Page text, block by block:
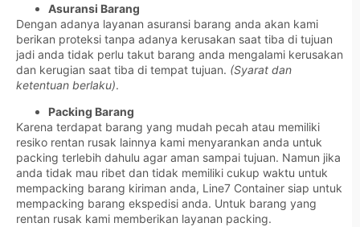
Asuransi Barang
Dengan adanya layanan asuransi barang anda akan kami
berikan proteksi tanpa adanya kerusakan saat tiba di tujuan
jadi anda tidak perlu takut barang anda mengalami kerusakan
dan kerugian saat tiba di tempat tujuan. (Syarat dan
ketentuan berlaku).
Packing Barang
Karena terdapat barang yang mudah pecah atau memiliki
resiko rentan rusak lainnya kami menyarankan anda untuk
packing terlebih dahulu agar aman sampai tujuan. Namun jika
anda tidak mau ribet dan tidak memiliki cukup waktu untuk
mempacking barang kiriman anda, Line7 Container siap untuk
mempacking barang ekspedisi anda. Untuk barang yang
rentan rusak kami memberikan layanan packing.